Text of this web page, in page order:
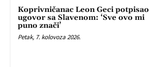
Koprivničanac Leon Geci potpisao
ugovor sa Slavenom: ‘Sve ovo mi
puno znači’
Petak, 7. kolovoza 2026.